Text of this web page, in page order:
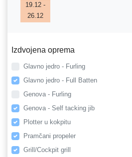
19.12 -
26.12
Izdvojena oprema
Glavno jedro - Furling
Glavno jedro - Full Batten
Genova - Furling
Genova - Self tacking jib
Plotter u kokpitu
Pramčani propeler
Grill/Cockpit grill